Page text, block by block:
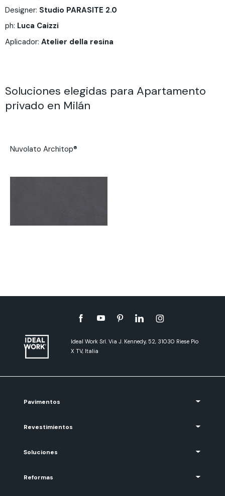
Designer: Studio PARASITE 2.0
ph: Luca Caizzi
Aplicador: Atelier della resina
Soluciones elegidas para Apartamento
privado en Milán
Nuvolato Architop®
Ideal Work Srl. Via J. Kennedy, 52, 31030 Riese Pio
X TV, Italia
Pavimentos
Revestimientos
Soluciones
Reformas